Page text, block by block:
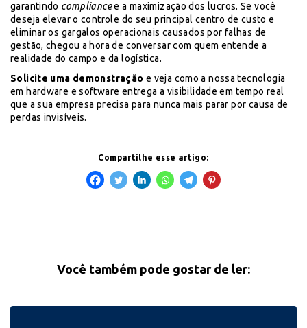
garantindo compliancee a maximização dos lucros. Se você
deseja elevar o controle do seu principal centro de custo e
eliminar os gargalos operacionais causados por falhas de
gestão, chegou a hora de conversar com quem entende a
realidade do campo e da logística.
Solicite uma demonstração e veja como a nossa tecnologia
em hardware e software entrega a visibilidade em tempo real
que a sua empresa precisa para nunca mais parar por causa de
perdas invisíveis.
Compartilhe esse artigo:
Você também pode gostar de ler: